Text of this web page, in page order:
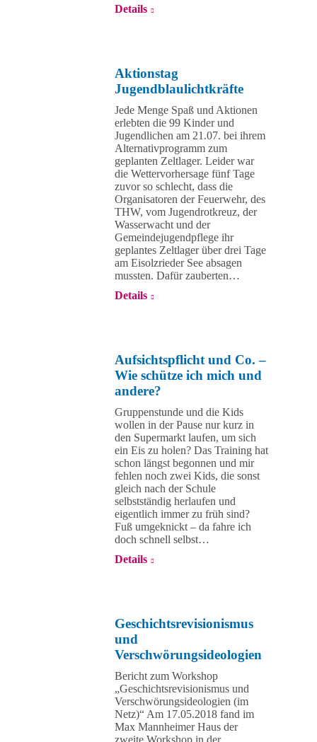
Details
Aktionstag
Jugendblaulichtkräfte
Jede Menge Spaß und Aktionen
erlebten die 99 Kinder und
Jugendlichen am 21.07. bei ihrem
Alternativprogramm zum
geplanten Zeltlager. Leider war
die Wettervorhersage fünf Tage
zuvor so schlecht, dass die
Organisatoren der Feuerwehr, des
THW, vom Jugendrotkreuz, der
Wasserwacht und der
Gemeindejugendpflege ihr
geplantes Zeltlager über drei Tage
am Eisolzrieder See absagen
mussten. Dafür zauberten…
Details
Aufsichtspflicht und Co. –
Wie schütze ich mich und
andere?
Gruppenstunde und die Kids
wollen in der Pause nur kurz in
den Supermarkt laufen, um sich
ein Eis zu holen? Das Training hat
schon längst begonnen und mir
fehlen noch zwei Kids, die sonst
gleich nach der Schule
selbstständig herlaufen und
eigentlich immer zu früh sind?
Fuß umgeknickt – da fahre ich
doch schnell selbst…
Details
Geschichtsrevisionismus
und
Verschwörungsideologien
Bericht zum Workshop
„Geschichtsrevisionismus und
Verschwörungsideologien (im
Netz)“ Am 17.05.2018 fand im
Max Mannheimer Haus der